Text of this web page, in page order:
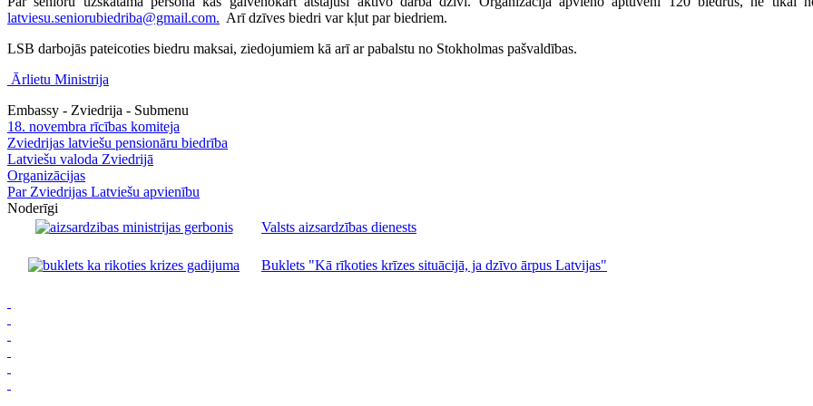
latviesu.seniorubiedriba@gmail.com. Arī dzīves biedri var kļut par biedriem.
LSB darbojās pateicoties biedru maksai, ziedojumiem kā arī ar pabalstu no Stokholmas pašvaldības.
Ārlietu Ministrija
Embassy - Zviedrija - Submenu
18. novembra rīcības komiteja
Zviedrijas latviešu pensionāru biedrība
Latviešu valoda Zviedrijā
Organizācijas
Par Zviedrijas Latviešu apvienību
Noderīgi
Valsts aizsardzības dienests
Buklets "Kā rīkoties krīzes situācijā, ja dzīvo ārpus Latvijas"